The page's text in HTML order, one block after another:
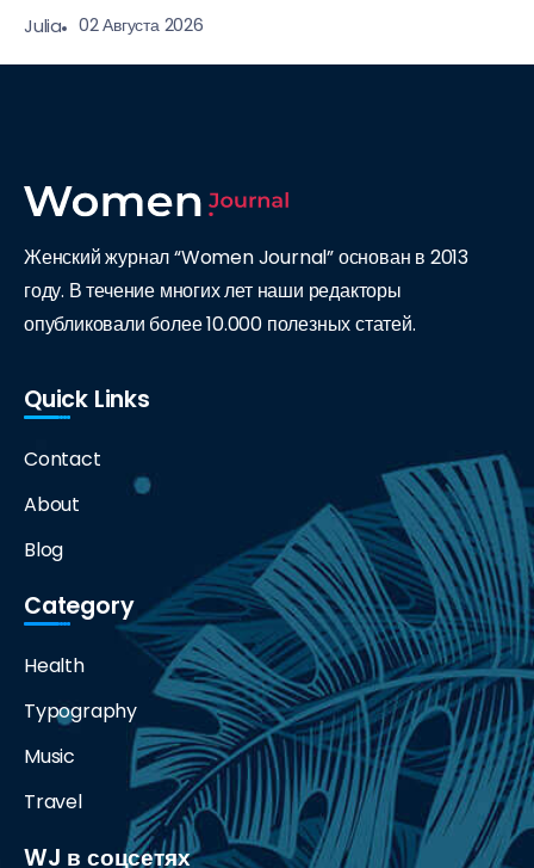
Julia 02 Августа 2026
Женский журнал “Women Journal” основан в 2013
году. В течение многих лет наши редакторы
опубликовали более 10.000 полезных статей.
Quick Links
Contact
About
Blog
Category
Health
Typography
Music
Travel
WJ в соцсетях